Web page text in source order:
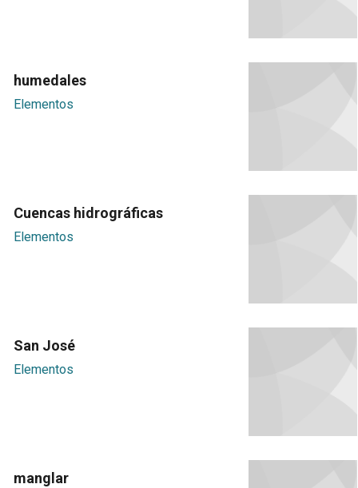
humedales
Elementos
Cuencas hidrográficas
Elementos
San José
Elementos
manglar